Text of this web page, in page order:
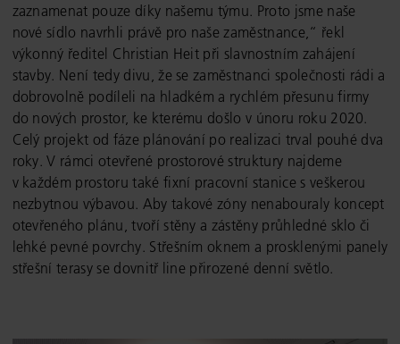
zaznamenat pouze díky našemu týmu. Proto jsme naše
nové sídlo navrhli právě pro naše zaměstnance,“ řekl
výkonný ředitel Christian Heit při slavnostním zahájení
stavby. Není tedy divu, že se zaměstnanci společnosti rádi a
dobrovolně podíleli na hladkém a rychlém přesunu firmy
do nových prostor, ke kterému došlo v únoru roku 2020.
Celý projekt od fáze plánování po realizaci trval pouhé dva
roky. V rámci otevřené prostorové struktury najdeme
v každém prostoru také fixní pracovní stanice s veškerou
nezbytnou výbavou. Aby takové zóny nenabouraly koncept
otevřeného plánu, tvoří stěny a zástěny průhledné sklo či
lehké pevné povrchy. Střešním oknem a prosklenými panely
střešní terasy se dovnitř line přirozené denní světlo.